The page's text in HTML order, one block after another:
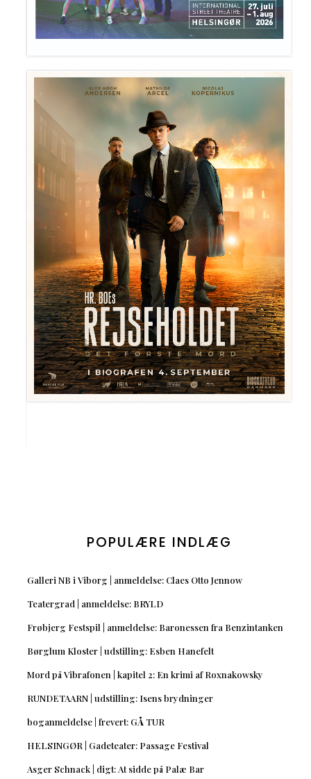
POPULÆRE INDLÆG
Galleri NB i Viborg | anmeldelse: Claes Otto Jennow
Teatergrad | anmeldelse: BRYLD
Frøbjerg Festspil | anmeldelse: Baronessen fra Benzintanken
Børglum Kloster | udstilling: Esben Hanefelt
Mord på Vibrafonen | kapitel 2: En krimi af Roxnakowsky
RUNDETAARN | udstilling: Isens brydninger
boganmeldelse | frevert: GÅ TUR
HELSINGØR | Gadeteater: Passage Festival
Asger Schnack | digt: At sidde på Palæ Bar